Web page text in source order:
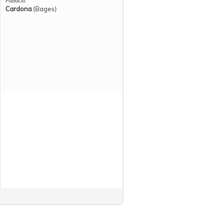
Cardona (Bages)